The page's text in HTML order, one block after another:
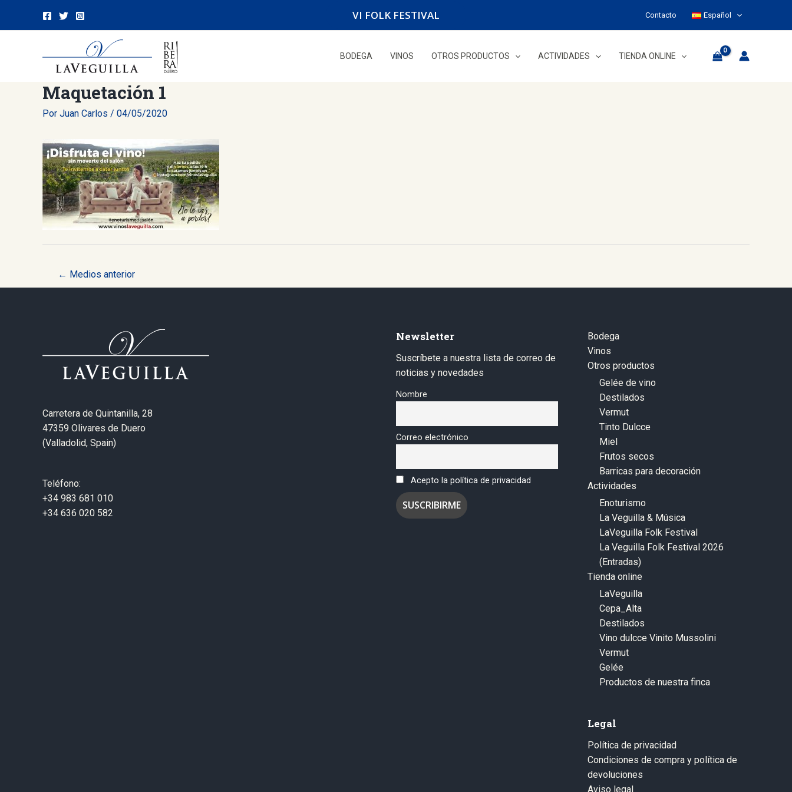
VI FOLK FESTIVAL Contacto Español
BODEGA VINOS OTROS PRODUCTOS ACTIVIDADES TIENDA ONLINE
Maquetación 1
Por Juan Carlos / 04/05/2020
Navegación
← Medios anterior
Carretera de Quintanilla, 28
47359 Olivares de Duero
(Valladolid, Spain)
Teléfono:
+34 983 681 010
+34 636 020 582
Newsletter
Suscríbete a nuestra lista de correo de
noticias y novedades
Nombre
Correo electrónico
Acepto la política de privacidad
Bodega
Vinos
Otros productos
Gelée de vino
Destilados
Vermut
Tinto Dulcce
Miel
Frutos secos
Barricas para decoración
Actividades
Enoturismo
La Veguilla & Música
LaVeguilla Folk Festival
La Veguilla Folk Festival 2026
(Entradas)
Tienda online
LaVeguilla
Cepa_Alta
Destilados
Vino dulcce Vinito Mussolini
Vermut
Gelée
Productos de nuestra finca
Legal
Política de privacidad
Condiciones de compra y política de
devoluciones
Aviso legal